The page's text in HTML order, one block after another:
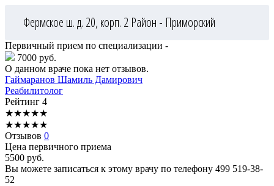
Фермское ш. д. 20, корп. 2 Район - Приморский
Первичный прием по специализации -
7000 руб.
О данном враче пока нет отзывов.
Гаймаранов Шамиль Дамирович
Реабилитолог
Рейтинг 4
★★★★★
★★★★★
Отзывов 0
Цена первичного приема
5500 руб.
Вы можете записаться к этому врачу по телефону 499 519-38-
52